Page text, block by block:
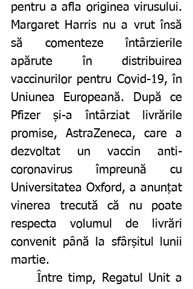
pentru a afla originea virusului.
Margaret Harris nu a vrut însă
să comenteze întârzierile
apărute în distribuirea
vaccinurilor pentru Covid-19, în
Uniunea Europeană. După ce
Pfizer și-a întârziat livrările
promise, AstraZeneca, care a
dezvoltat un vaccin anti-
coronavirus împreună cu
Universitatea Oxford, a anunțat
vinerea trecută că nu poate
respecta volumul de livrări
convenit până la sfârșitul lunii
martie.
	Între timp, Regatul Unit a